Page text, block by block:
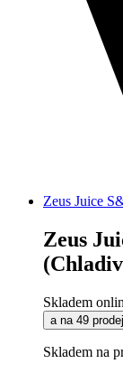
Zeus Juice
Zeus
Skladem
a na 49
Skladem na